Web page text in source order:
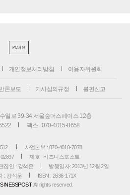
PC버전
개인정보처리방침 이용자위원회
론보도 기사심의규정 불편신고
일로 39-34 서울숲더스페이스 12층
팩스 : 070-4015-8658
사업본부 : 070-4010-7078
제호 : 비즈니스포스트
집인 : 강석운
발행일자: 2013년 12월 2일
: 강석운
ISSN : 2636-171X
. All rights reserved.